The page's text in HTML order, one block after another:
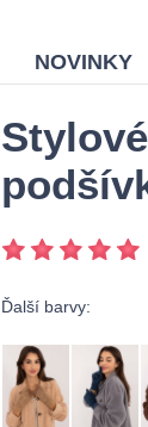
NOVINKY
Ďalší barvy: